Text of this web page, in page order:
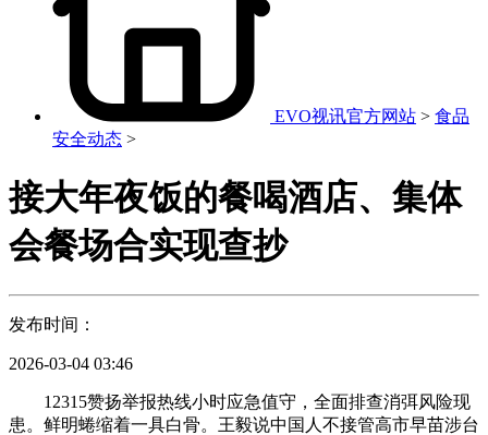
EVO视讯官方网站 > 食品
安全动态 >
接大年夜饭的餐喝酒店、集体
会餐场合实现查抄
发布时间：
2026-03-04 03:46
12315赞扬举报热线小时应急值守，全面排查消弭风险现
患。鲜明蜷缩着一具白骨。王毅说中国人不接管高市早苗涉台